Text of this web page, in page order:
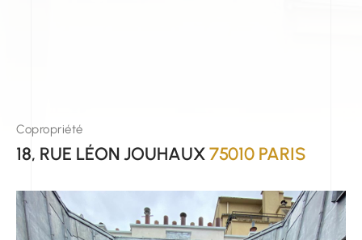
Copropriété
18, RUE LÉON JOUHAUX75010 PARIS